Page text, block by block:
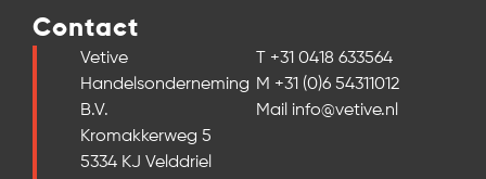
Contact
Vetive
Handelsonderneming
B.V.
Kromakkerweg 5
5334 KJ Velddriel
T +31 0418 633564
M +31 (0)6 54311012
Mail info@vetive.nl